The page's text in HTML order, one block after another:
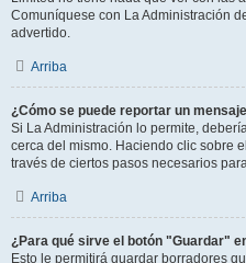
Comuníquese con La Administración
advertido.
Arriba
¿Cómo se puede reportar un
Si La Administración lo permite,
cerca del mismo. Haciendo clic sobre
través de ciertos pasos necesarios
Arriba
¿Para qué sirve el botón "Guardar"
Esto le permitirá guardar borradores